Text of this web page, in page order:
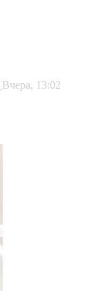
Вчера, 13:02